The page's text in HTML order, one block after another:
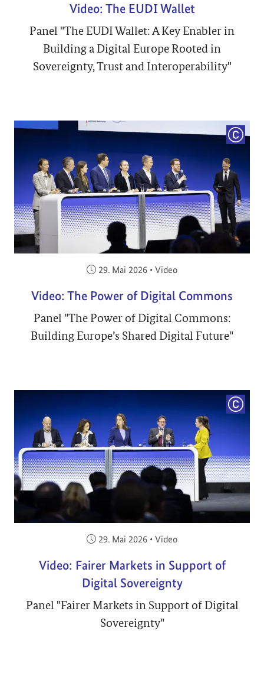
Video: The EUDI Wallet
Panel "The EUDI Wallet: A Key Enabler in
Building a Digital Europe Rooted in
Sovereignty, Trust and Interoperability"
Veröffentlicht am:
29. Mai 2026 • Video
Video: The Power of Digital Commons
Panel "The Power of Digital Commons:
Building Europe’s Shared Digital Future"
Veröffentlicht am:
29. Mai 2026 • Video
Video: Fairer Markets in Support of
Digital Sovereignty
Panel "Fairer Markets in Support of Digital
Sovereignty"